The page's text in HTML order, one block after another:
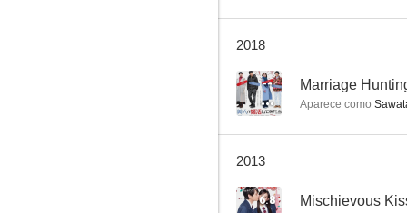
2018
-- Marriage
Aparece como
2013
6.8 Mischievous